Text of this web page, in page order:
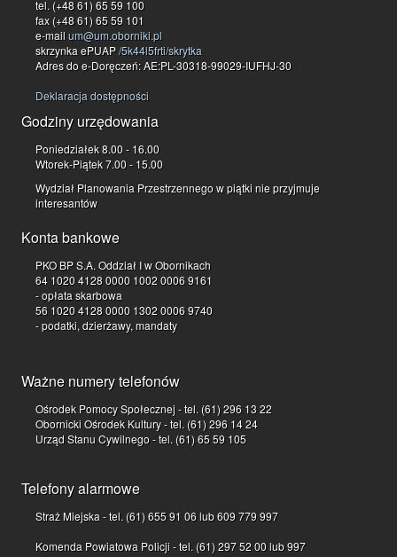
tel. (+48 61) 65 59 100
fax (+48 61) 65 59 101
e-mailum@um.oborniki.pl
skrzynka ePUAP/5k44l5frti/skrytka
Adres do e-Doręczeń: AE:PL-30318-99029-IUFHJ-30
Deklaracja dostępności
Godziny urzędowania
Poniedziałek 8.00 - 16.00
Wtorek-Piątek 7.00 - 15.00
Wydział Planowania Przestrzennego w piątki nie przyjmuje
interesantów
Konta bankowe
PKO BP S.A. Oddział I w Obornikach
64 1020 4128 0000 1002 0006 9161
- opłata skarbowa
56 1020 4128 0000 1302 0006 9740
- podatki, dzierżawy, mandaty
Ważne numery telefonów
Ośrodek Pomocy Społecznej - tel. (61) 296 13 22
Obornicki Ośrodek Kultury - tel. (61) 296 14 24
Urząd Stanu Cywilnego - tel. (61) 65 59 105
Telefony alarmowe
Straż Miejska - tel. (61) 655 91 06 lub 609 779 997
Komenda Powiatowa Policji - tel. (61) 297 52 00 lub 997